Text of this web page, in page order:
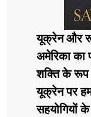
यूक्रेन और
अमेरिका का
शक्ति के रूप
यूक्रेन पर
सहयोगियों